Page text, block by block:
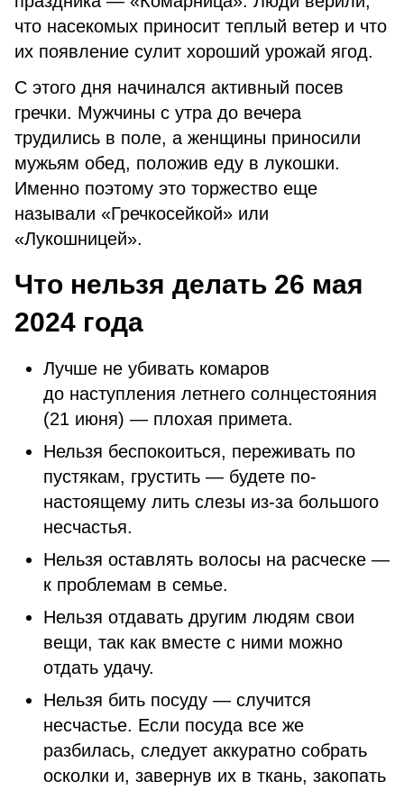
что насекомых приносит теплый ветер и что
их появление сулит хороший урожай ягод.
С этого дня начинался активный посев
гречки. Мужчины с утра до вечера
трудились в поле, а женщины приносили
мужьям обед, положив еду в лукошки.
Именно поэтому это торжество еще
называли «Гречкосейкой» или
«Лукошницей».
Что нельзя делать 26 мая
2024 года
Лучше не убивать комаров
до наступления летнего солнцестояния
(21 июня) — плохая примета.
Нельзя беспокоиться, переживать по
пустякам, грустить — будете по-
настоящему лить слезы из-за большого
несчастья.
Нельзя оставлять волосы на расческе —
к проблемам в семье.
Нельзя отдавать другим людям свои
вещи, так как вместе с ними можно
отдать удачу.
Нельзя бить посуду — случится
несчастье. Если посуда все же
разбилась, следует аккуратно собрать
осколки и, завернув их в ткань, закопать